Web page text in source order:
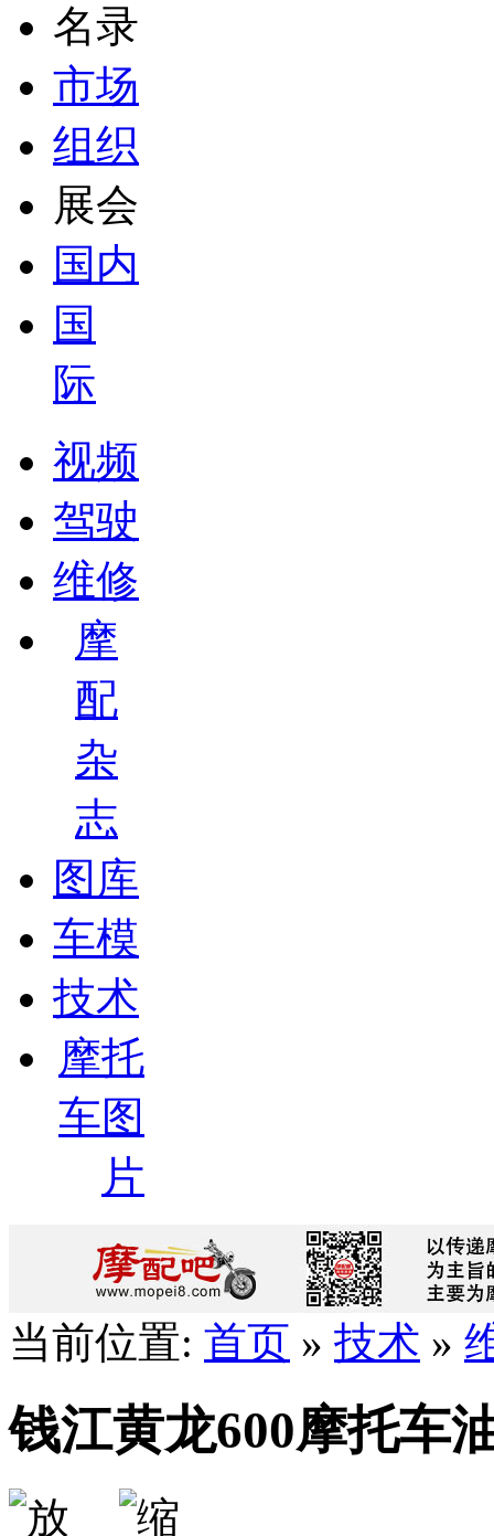
名录
市场
组织
展会
国内
国
际
视频
驾驶
维修
摩
配
杂
志
图库
车模
技术
摩托
车图
片
当前位置: 首页 » 技术 »
钱江黄龙600摩托车